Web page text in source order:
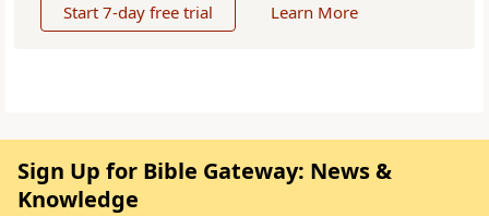
Start 7-day free trial Learn More
Sign Up for Bible Gateway: News &
Knowledge